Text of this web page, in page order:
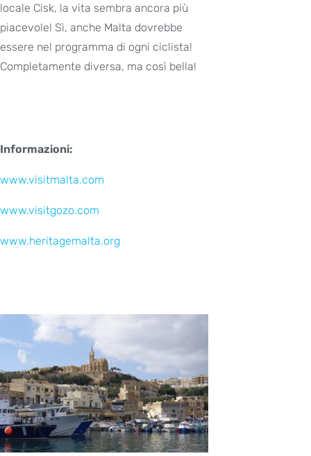
locale Cisk, la vita sembra ancora più
piacevole! Sì, anche Malta dovrebbe
essere nel programma di ogni ciclista!
Completamente diversa, ma così bella!
Informazioni:
www.visitmalta.com
www.visitgozo.com
www.heritagemalta.org